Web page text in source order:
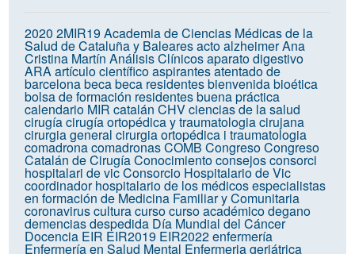
2020 2MIR19 Academia de Ciencias Médicas de la
Salud de Cataluña y BalearesactoalzheimerAna
Cristina Martín Análisis Clínicosaparato digestivo
ARAartículo científicoaspirantesatentado de
barcelonabecabeca residentesbienvenidabioética
bolsa de formación residentesbuena práctica
calendario MIR catalán CHVciencias de la salud
cirugíacirugía ortopédica y traumatologiacirujana
cirurgia general cirurgia ortopédica i traumatologia
comadronacomadronasCOMB CongresoCongreso
Catalán de CirugíaConocimientoconsejosconsorci
hospitalari de vicConsorcio Hospitalario de Vic
coordinador hospitalario de los médicos especialistas
en formación de Medicina Familiar y Comunitaria
coronavirusculturacursocurso académicodegano
demenciasdespedida Día Mundial del Cáncer
Docencia EIR EIR2019 EIR2022enfermería
Enfermería en Salud Mental Enfermeria geriátrica